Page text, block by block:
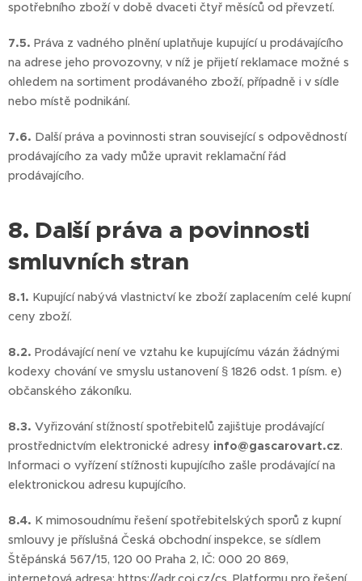
spotřebního zboží v době dvaceti čtyř měsíců od převzetí.
7.5. Práva z vadného plnění uplatňuje kupující u prodávajícího
na adrese jeho provozovny, v níž je přijetí reklamace možné s
ohledem na sortiment prodávaného zboží, případně i v sídle
nebo místě podnikání.
7.6. Další práva a povinnosti stran související s odpovědností
prodávajícího za vady může upravit reklamační řád
prodávajícího.
8. Další práva a povinnosti
smluvních stran
8.1. Kupující nabývá vlastnictví ke zboží zaplacením celé kupní
ceny zboží.
8.2. Prodávající není ve vztahu ke kupujícímu vázán žádnými
kodexy chování ve smyslu ustanovení § 1826 odst. 1 písm. e)
občanského zákoníku.
8.3. Vyřizování stížností spotřebitelů zajišťuje prodávající
prostřednictvím elektronické adresy info@gascarovart.cz.
Informaci o vyřízení stížnosti kupujícího zašle prodávající na
elektronickou adresu kupujícího.
8.4. K mimosoudnímu řešení spotřebitelských sporů z kupní
smlouvy je příslušná Česká obchodní inspekce, se sídlem
Štěpánská 567/15, 120 00 Praha 2, IČ: 000 20 869,